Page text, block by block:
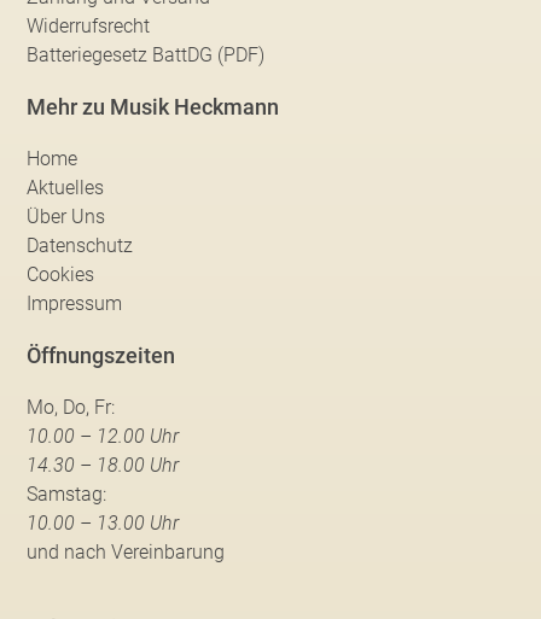
Widerrufsrecht
Batteriegesetz BattDG (PDF)
Mehr zu Musik Heckmann
Home
Aktuelles
Über Uns
Datenschutz
Cookies
Impressum
Öffnungszeiten
Mo, Do, Fr:
10.00 – 12.00 Uhr
14.30 – 18.00 Uhr
Samstag:
10.00 – 13.00 Uhr
und nach Vereinbarung